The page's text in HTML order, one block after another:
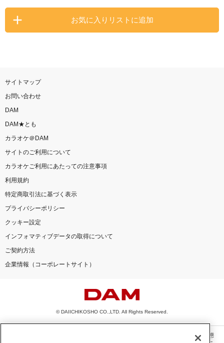
自宅でカラオケ歌い放題！
家族や友達と一緒に！練習にも！
お気に入りリストに追加
サイトマップ
お問い合わせ
DAM
DAM★とも
カラオケ＠DAM
サイトのご利用について
カラオケご利用にあたっての注意事項
利用規約
特定商取引法に基づく表示
プライバシーポリシー
クッキー設定
インフォマティブデータの取得について
ご契約方法
企業情報（コーポレートサイト）
© DAIICHIKOSHO CO.,LTD. All Rights Reserved.
このサイトに掲載されている一切の文章・画像・写真・動画・音声等を、手段や形態